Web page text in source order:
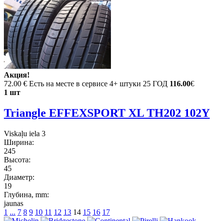
Акция!
72.00 € Есть на месте в сервисе 4+ штуки 25 ГОД 116.00€
1 шт
Triangle EFFEXSPORT XL TH202 102Y
Viskaļu iela 3
Ширина:
245
Высота:
45
Диаметр:
19
Глубина, mm:
jaunas
1 ... 7 8 9 10 11 12 13 14 15 16 17